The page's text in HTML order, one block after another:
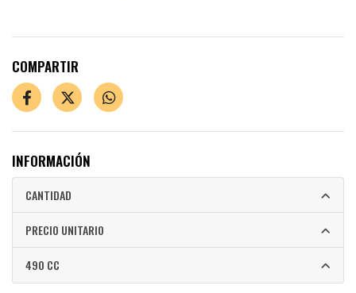
COMPARTIR
INFORMACIÓN
CANTIDAD
PRECIO UNITARIO
490 CC